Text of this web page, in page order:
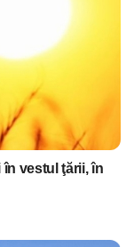
vestul ţării, în